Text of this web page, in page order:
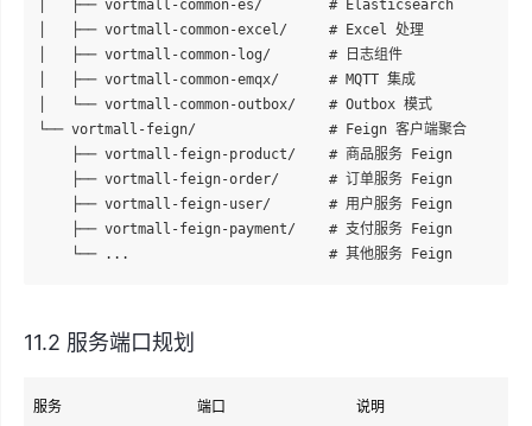
│   ├── vortmall-common-es/        # Elasticsearch
│   ├── vortmall-common-excel/     # Excel 处理
│   ├── vortmall-common-log/       # 日志组件
│   ├── vortmall-common-emqx/      # MQTT 集成
│   └── vortmall-common-outbox/    # Outbox 模式
└── vortmall-feign/                # Feign 客户端聚合
    ├── vortmall-feign-product/    # 商品服务 Feign
    ├── vortmall-feign-order/      # 订单服务 Feign
    ├── vortmall-feign-user/       # 用户服务 Feign
    ├── vortmall-feign-payment/    # 支付服务 Feign
11.2 服务端口规划
服务 端口 说明